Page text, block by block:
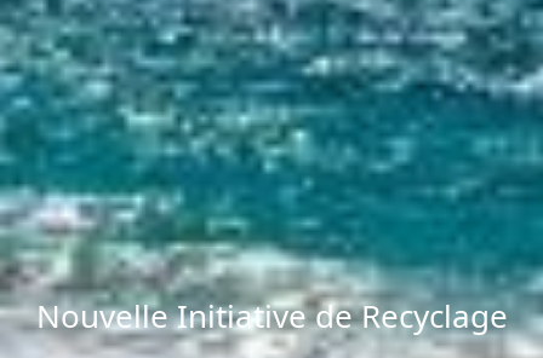
Nouvelle Initiative de Recyclage